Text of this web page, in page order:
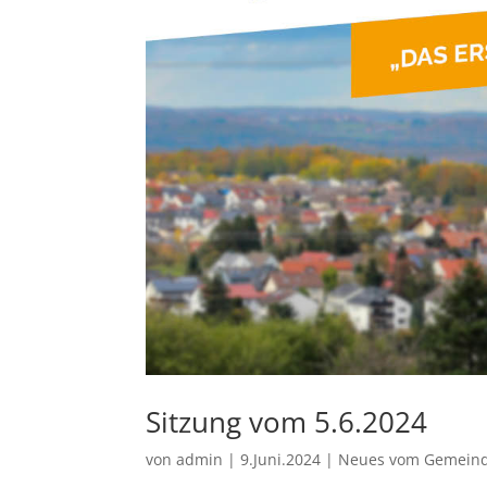
Sitzung vom 5.6.2024
vonadmin |9.Juni.2024 | Neues vom